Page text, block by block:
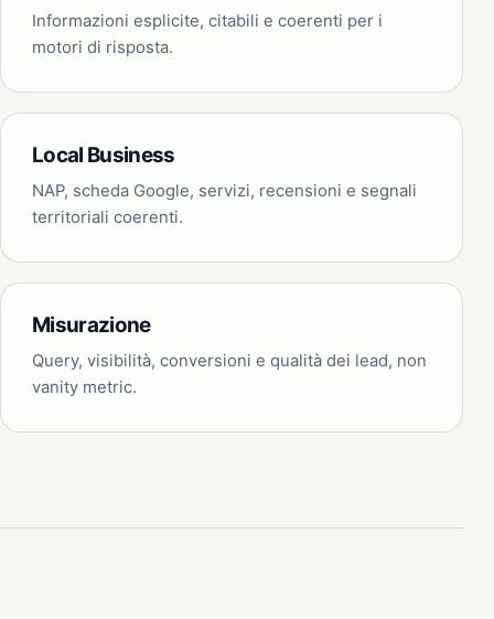
Informazioni esplicite, citabili e coerenti per i
motori di risposta.
Local Business
NAP, scheda Google, servizi, recensioni e segnali
territoriali coerenti.
Misurazione
Query, visibilità, conversioni e qualità dei lead, non
vanity metric.